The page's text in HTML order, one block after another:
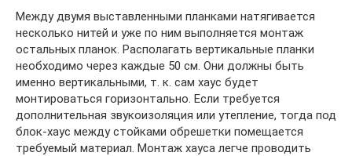
Между двумя выставленными планками натягивается
несколько нитей и уже по ним выполняется монтаж
остальных планок. Располагать вертикальные планки
необходимо через каждые 50 см. Они должны быть
именно вертикальными, т. к. сам хаус будет
монтироваться горизонтально. Если требуется
дополнительная звукоизоляция или утепление, тогда под
блок-хаус между стойками обрешетки помещается
требуемый материал. Монтаж хауса легче проводить